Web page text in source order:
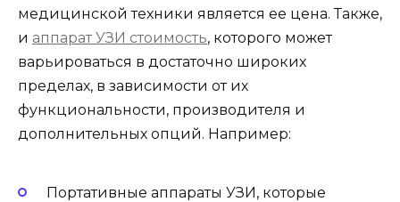
медицинской техники является ее цена. Также,
и аппарат УЗИ стоимость, которого может
варьироваться в достаточно широких
пределах, в зависимости от их
функциональности, производителя и
дополнительных опций. Например:
Портативные аппараты УЗИ, которые